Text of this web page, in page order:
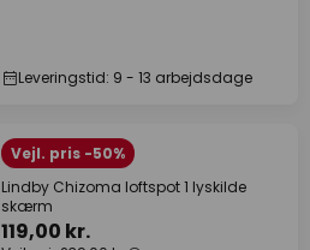
Leveringstid: 9 - 13 arbejdsdage
Vejl. pris -50%
Lindby Chizoma loftspot 1 lyskilde
skærm
119,00 kr.